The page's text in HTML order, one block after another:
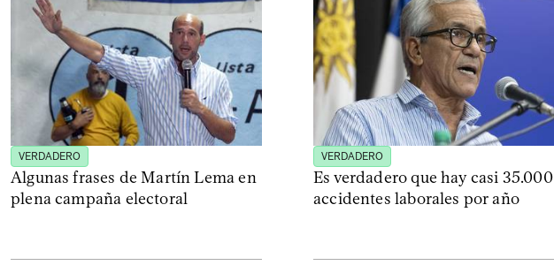
VERDADERO
Algunas frases de Martín Lema en
plena campaña electoral
VERDADERO
Es verdadero que hay casi 35.000
accidentes laborales por año